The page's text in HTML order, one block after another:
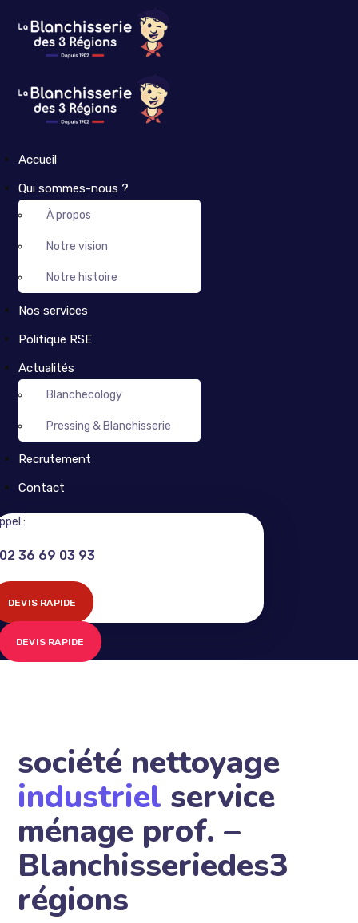
Accueil
Qui sommes-nous ?
À propos
Notre vision
Notre histoire
Nos services
Politique RSE
Actualités
Blanchecology
Pressing & Blanchisserie
Recrutement
Contact
:
02 36 69 03 93
DEVIS RAPIDE
DEVIS RAPIDE
société nettoyage
industriel service
ménage prof. –
Blanchisseriedes3
régions